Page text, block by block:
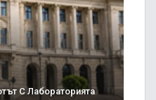
С Лабораторията